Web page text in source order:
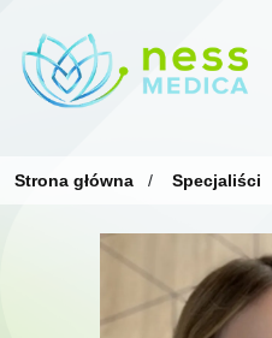
Strona główna / Specjaliści